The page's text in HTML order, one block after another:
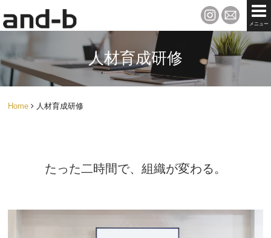
メニュー
人材育成研修
Home 人材育成研修
たった二時間で、組織が変わる。